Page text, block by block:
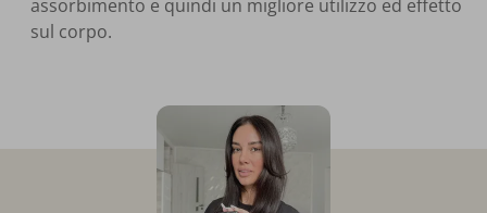
assorbimento e quindi un migliore utilizzo ed effetto
sul corpo.